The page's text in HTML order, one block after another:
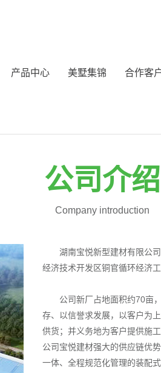
产品中心 美墅集锦 合作客
公司介绍
Company introduction
湖南宝悦新型建材有限公
经济技术开发区铜官循环经济
公司新厂占地面积约70亩
存、以信誉求发展，以客户为
供货；并义务地为客户提供施
公司宝悦建材强大的供应链优
一体、全程规范化管理的装配